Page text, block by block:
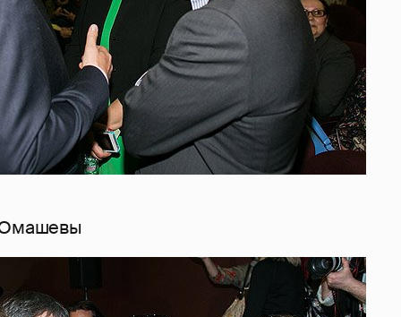
Юмашевы